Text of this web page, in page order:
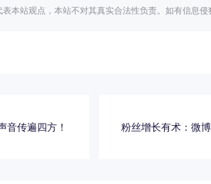
本站观点，本站不对其真实合法性负责。如有信息侵
音传遍四方！ 粉丝增长有术：微